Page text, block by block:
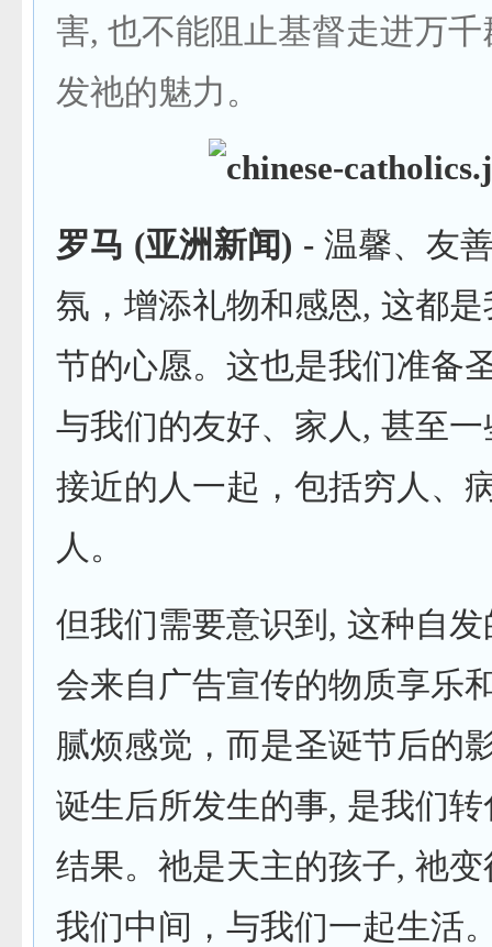
害, 也不能阻止基督走进万
发祂的魅力。
罗马 (亚洲新闻) -温馨、友
氛，增添礼物和感恩, 这都
节的心愿。这也是我们准备
与我们的友好、家人, 甚至
接近的人一起，包括穷人、
人。
但我们需要意识到, 这种自
会来自广告宣传的物质享乐
腻烦感觉，而是圣诞节后的
诞生后所发生的事, 是我们
结果。祂是天主的孩子, 祂
我们中间，与我们一起生活